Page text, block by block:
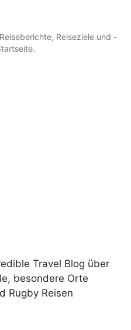
Reiseziele und -
Travel Blog über
besondere Orte
Rugby Reisen